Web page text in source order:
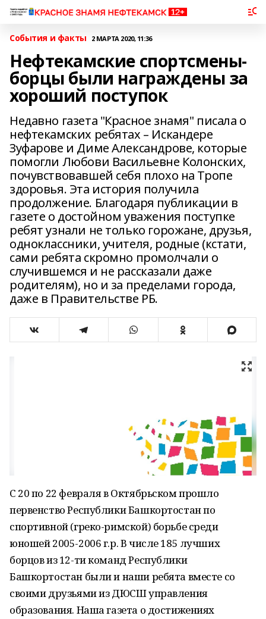
События и факты 2 МАРТА 2020, 11:36
Нефтекамские спортсмены-
борцы были награждены за
хороший поступок
Недавно газета "Красное знамя" писала о
нефтекамских ребятах – Искандере
Зуфарове и Диме Александрове, которые
помогли Любови Васильевне Колонских,
почувствовавшей себя плохо на Тропе
здоровья. Эта история получила
продолжение. Благодаря публикации в
газете о достойном уважения поступке
ребят узнали не только горожане, друзья,
одноклассники, учителя, родные (кстати,
сами ребята скромно промолчали о
случившемся и не рассказали даже
родителям), но и за пределами города,
даже в Правительстве РБ.
С 20 по 22 февраля в Октябрьском прошло
первенство Республики Башкортостан по
спортивной (греко-римской) борьбе среди
юношей 2005-2006 г.р. В числе 185 лучших
борцов из 12-ти команд Республики
Башкортостан были и наши ребята вместе со
своими друзьями из ДЮСШ управления
образования. Наша газета о достижениях